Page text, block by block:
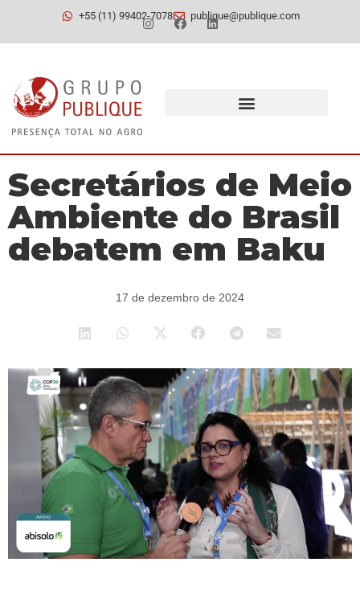
+55 (11) 99402-7078 publique@publique.com
Secretários de Meio
Ambiente do Brasil
debatem em Baku
17 de dezembro de 2024